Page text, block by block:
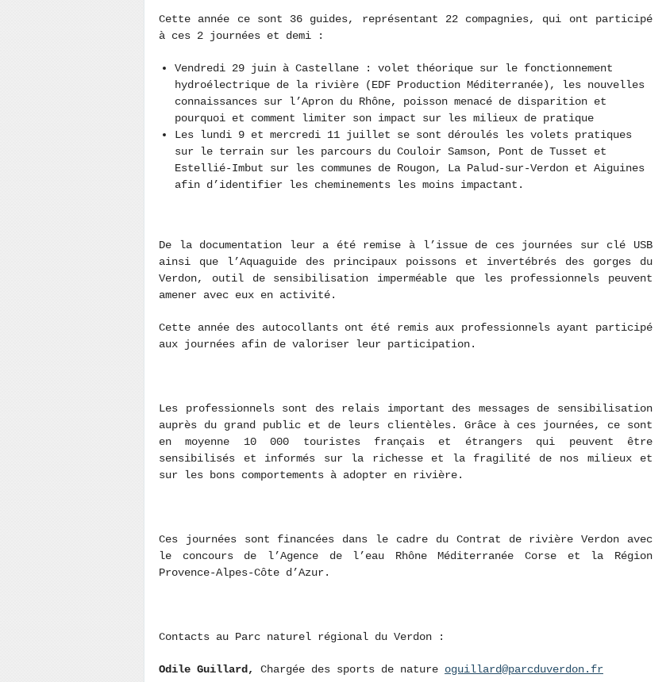
Cette année ce sont 36 guides, représentant 22 compagnies, qui ont participé
à ces 2 journées et demi :
Vendredi 29 juin à Castellane : volet théorique sur le fonctionnement
hydroélectrique de la rivière (EDF Production Méditerranée), les nouvelles
connaissances sur l’Apron du Rhône, poisson menacé de disparition et
pourquoi et comment limiter son impact sur les milieux de pratique
Les lundi 9 et mercredi 11 juillet se sont déroulés les volets pratiques
sur le terrain sur les parcours du Couloir Samson, Pont de Tusset et
Estellié-Imbut sur les communes de Rougon, La Palud-sur-Verdon et Aiguines
afin d’identifier les cheminements les moins impactant.
De la documentation leur a été remise à l’issue de ces journées sur clé USB
ainsi que l’Aquaguide des principaux poissons et invertébrés des gorges du
Verdon, outil de sensibilisation imperméable que les professionnels peuvent
amener avec eux en activité.
Cette année des autocollants ont été remis aux professionnels ayant participé
aux journées afin de valoriser leur participation.
Les professionnels sont des relais important des messages de sensibilisation
auprès du grand public et de leurs clientèles. Grâce à ces journées, ce sont
en moyenne 10 000 touristes français et étrangers qui peuvent être
sensibilisés et informés sur la richesse et la fragilité de nos milieux et
sur les bons comportements à adopter en rivière.
Ces journées sont financées dans le cadre du Contrat de rivière Verdon avec
le concours de l’Agence de l’eau Rhône Méditerranée Corse et la Région
Provence-Alpes-Côte d’Azur.
Contacts au Parc naturel régional du Verdon :
Odile Guillard, Chargée des sports de nature oguillard@parcduverdon.fr